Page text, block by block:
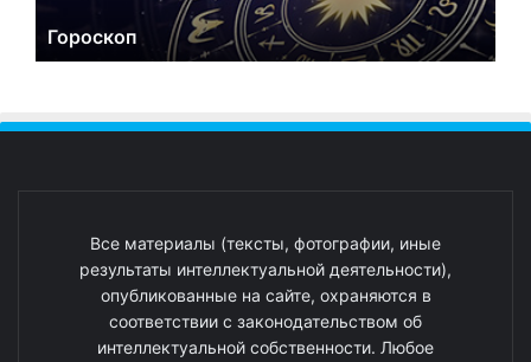
Гороскоп
Все материалы (тексты, фотографии, иные
результаты интеллектуальной деятельности),
опубликованные на сайте, охраняются в
соответствии с законодательством об
интеллектуальной собственности. Любое